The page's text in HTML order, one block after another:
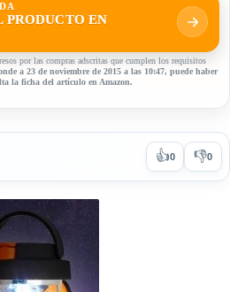
PRODUCTO EN
por las compras adscritas que cumplen los requisitos
a 23 de noviembre de 2015 a las 10:47, puede haber
la ficha del artículo en Amazon.
👍0 👎0